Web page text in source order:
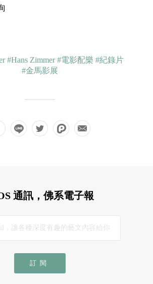
#Hans Zimmer #電影配樂 #紀錄片
#金馬影展
通訊，佛系電子報
訂閱